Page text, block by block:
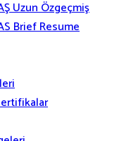
Uzun Özgeçmiş
Brief Resume